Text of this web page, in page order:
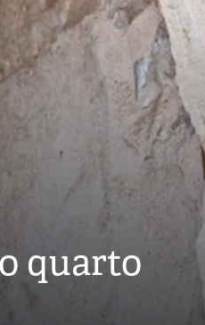
quarto